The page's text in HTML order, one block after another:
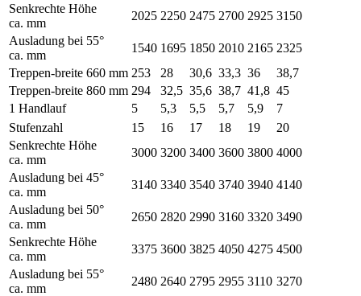
Senkrechte Höhe
ca. mm
2025 2250 2475 2700 2925 3150
Ausladung bei 55°
ca. mm
1540 1695 1850 2010 2165 2325
Treppen-breite 660 mm 253 28 30,6 33,3 36
38,7
Treppen-breite 860 mm 294 32,5 35,6 38,7 41,8 45
1 Handlauf
5 5,3 5,5 5,7 5,9
7
Stufenzahl
15 16 17 18 19
20
Senkrechte Höhe
ca. mm
3000 3200 3400 3600 3800 4000
Ausladung bei 45°
ca. mm
3140 3340 3540 3740 3940 4140
Ausladung bei 50°
ca. mm
2650 2820 2990 3160 3320 3490
Senkrechte Höhe
ca. mm
3375 3600 3825 4050 4275 4500
Ausladung bei 55°
ca. mm
2480 2640 2795 2955 3110 3270